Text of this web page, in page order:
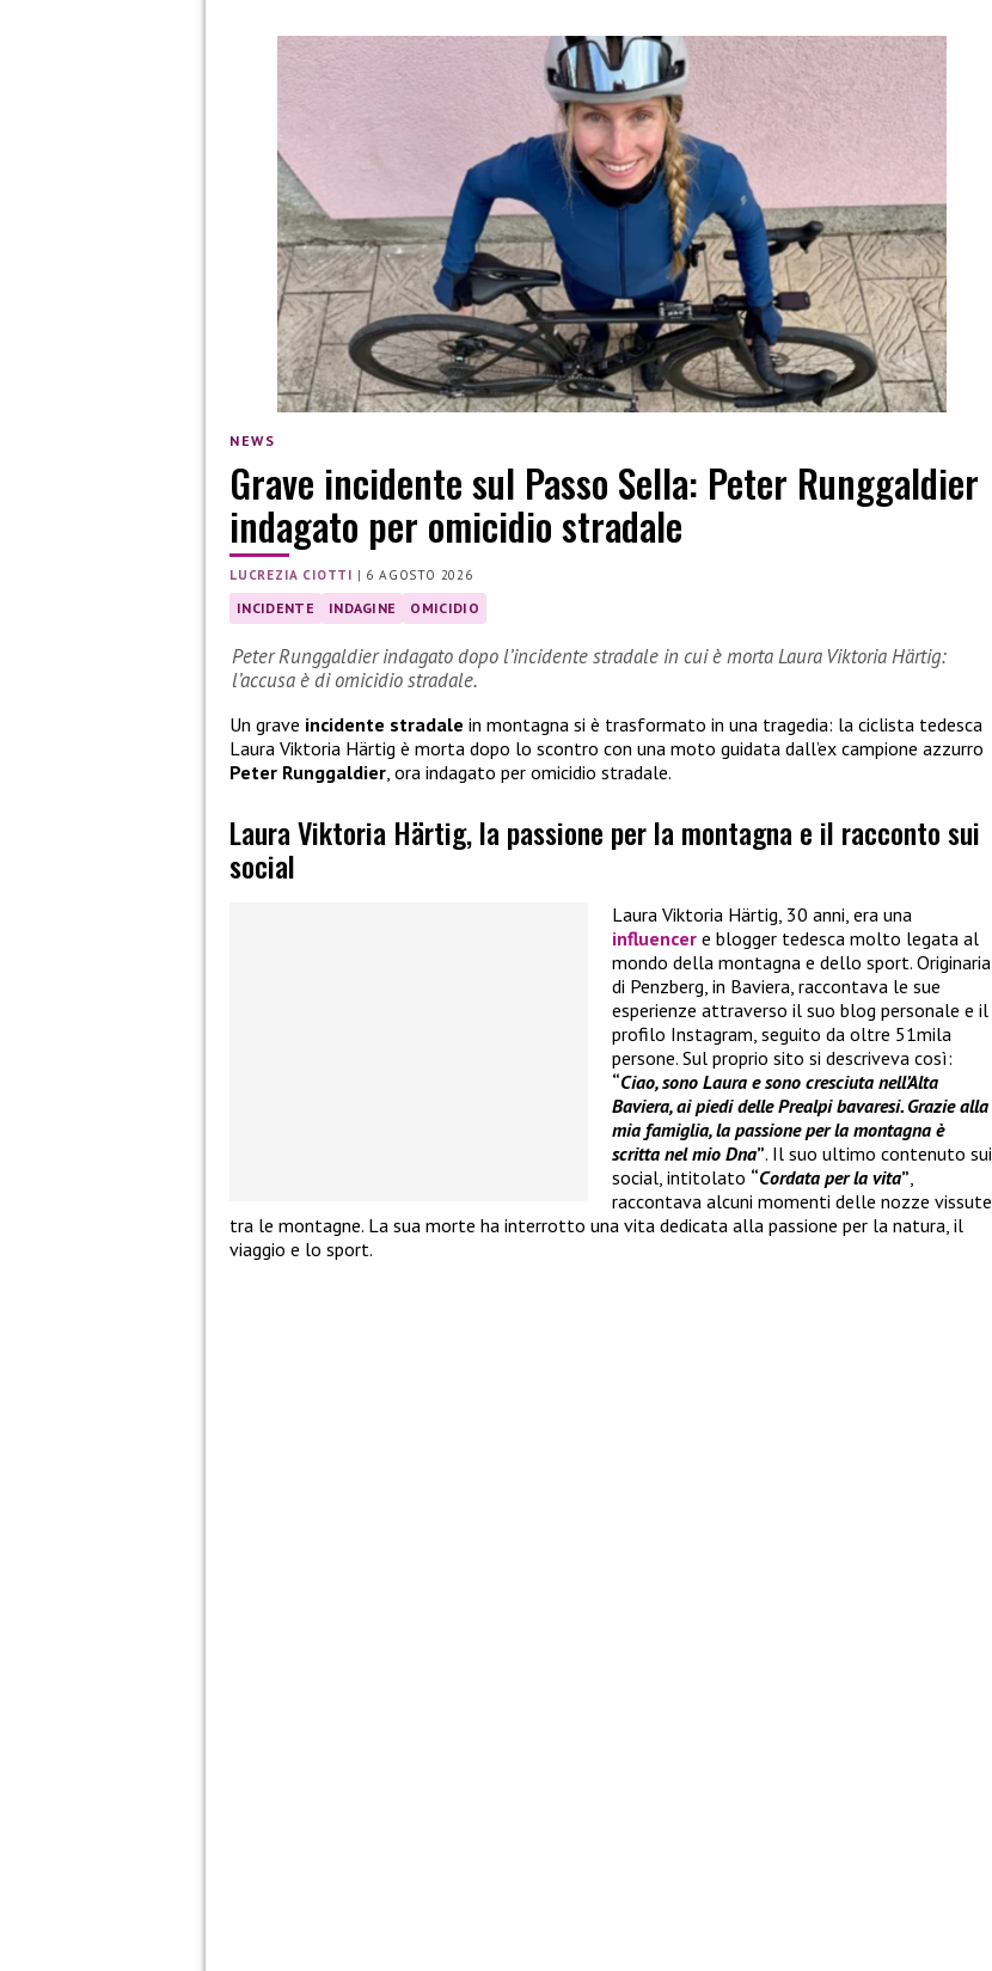
NEWS
Grave incidente sul Passo Sella: Peter Runggaldier
indagato per omicidio stradale
LUCREZIA CIOTTI | 6 AGOSTO 2026
INCIDENTE INDAGINE OMICIDIO
Peter Runggaldier indagato dopo l’incidente stradale in cui è morta Laura Viktoria Härtig:
l’accusa è di omicidio stradale.
Un grave incidente stradale in montagna si è trasformato in una tragedia: la ciclista tedesca
Laura Viktoria Härtig è morta dopo lo scontro con una moto guidata dall’ex campione azzurro
Peter Runggaldier, ora indagato per omicidio stradale.
Laura Viktoria Härtig, la passione per la montagna e il racconto sui
social
Laura Viktoria Härtig, 30 anni, era una
influencer e blogger tedesca molto legata al
mondo della montagna e dello sport. Originaria
di Penzberg, in Baviera, raccontava le sue
esperienze attraverso il suo blog personale e il
profilo Instagram, seguito da oltre 51mila
persone. Sul proprio sito si descriveva così:
“Ciao, sono Laura e sono cresciuta nell’Alta
Baviera, ai piedi delle Prealpi bavaresi. Grazie alla
mia famiglia, la passione per la montagna è
scritta nel mio Dna”. Il suo ultimo contenuto sui
social, intitolato “Cordata per la vita”,
raccontava alcuni momenti delle nozze vissute
tra le montagne. La sua morte ha interrotto una vita dedicata alla passione per la natura, il
viaggio e lo sport.